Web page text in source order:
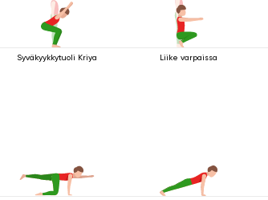
Syväkyykkytuoli Kriya Liike varpaissa